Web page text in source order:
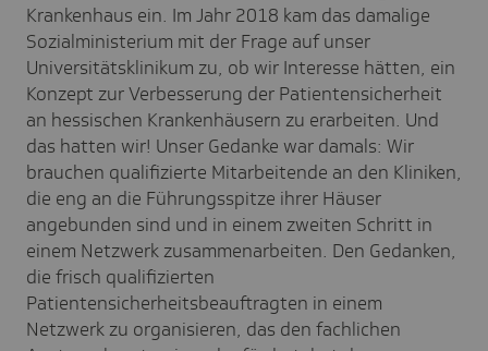
Krankenhaus ein. Im Jahr 2018 kam das damalige
Sozialministerium mit der Frage auf unser
Universitätsklinikum zu, ob wir Interesse hätten, ein
Konzept zur Verbesserung der Patientensicherheit
an hessischen Krankenhäusern zu erarbeiten. Und
das hatten wir! Unser Gedanke war damals: Wir
brauchen qualifizierte Mitarbeitende an den Kliniken,
die eng an die Führungsspitze ihrer Häuser
angebunden sind und in einem zweiten Schritt in
einem Netzwerk zusammenarbeiten. Den Gedanken,
die frisch qualifizierten
Patientensicherheitsbeauftragten in einem
Netzwerk zu organisieren, das den fachlichen